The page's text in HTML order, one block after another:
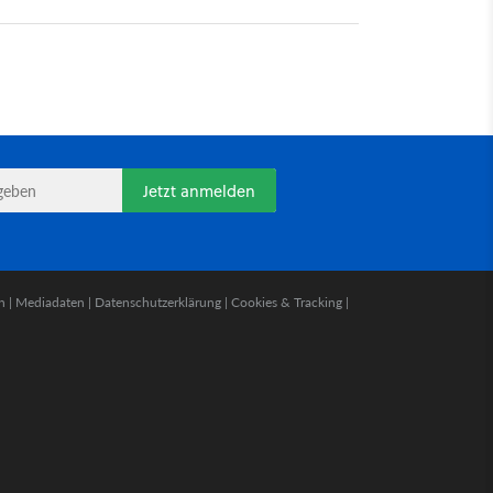
Jetzt anmelden
| Mediadaten | Datenschutzerklärung | Cookies & Tracking |